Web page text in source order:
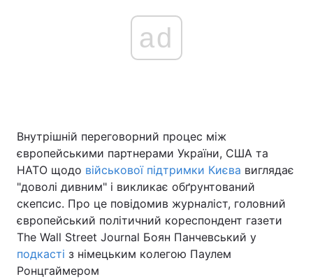
ad
Внутрішній переговорний процес між
європейськими партнерами України, США та
НАТО щодо військової підтримки Києва виглядає
"доволі дивним" і викликає обґрунтований
скепсис. Про це повідомив журналіст, головний
європейський політичний кореспондент газети
The Wall Street Journal Боян Панчевський у
подкасті з німецьким колегою Паулем
Ронцгаймером